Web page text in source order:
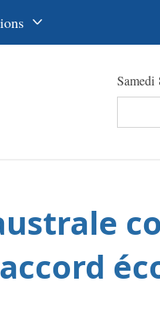
عربي
日本語
Samedi